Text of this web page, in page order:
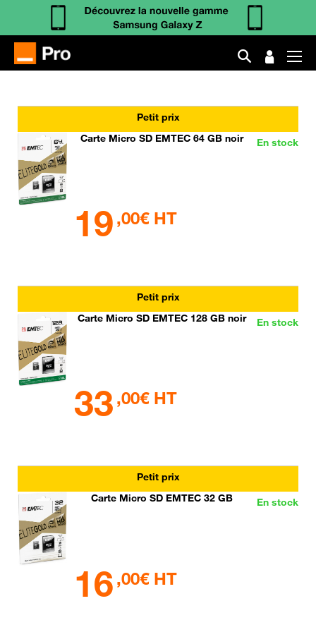
Petit prix
En stock
Carte Micro SD EMTEC 64 GB noir
19 ,00€ HT
Petit prix
En stock
Carte Micro SD EMTEC 128 GB noir
33 ,00€ HT
Petit prix
En stock
Carte Micro SD EMTEC 32 GB
16 ,00€ HT